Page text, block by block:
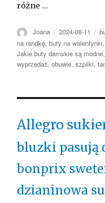
różne …
Autor
Joana Opublikowano
2024-08-11
na randkę,buty na walentynki
Jakie buty damskie są modne
wyprzedaż,obuwie,szpilki,
Allegro
bluzki pasują
bonprix
dzianinowa